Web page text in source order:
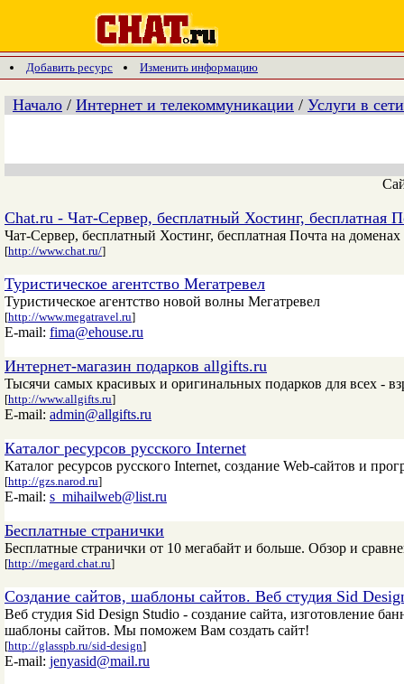
Добавить ресурс Изменить информацию
Начало / Интернет и телекоммуникации / Услуги в сети
Chat.ru - Чат-Сервер, бесплатный Хостинг, бесплатная
Чат-Сервер, бесплатный Хостинг, бесплатная Почта на
[http://www.chat.ru/]
Туристическое агентство Мегатревел
Туристическое агентство новой волны Мегатревел
[http://www.megatravel.ru]
E-mail: fima@ehouse.ru
Интернет-магазин подарков allgifts.ru
Тысячи самых красивых и оригинальных подарков для всех -
[http://www.allgifts.ru]
E-mail: admin@allgifts.ru
Каталог ресурсов русского Internet
Каталог ресурсов русского Internet, создание Web-сайтов и
[http://gzs.narod.ru]
E-mail: s_mihailweb@list.ru
Бесплатные странички
Бесплатные странички от 10 мегабайт и больше. Обзор и
[http://megard.chat.ru]
Создание сайтов, шаблоны сайтов. Веб студия Sid
Веб студия Sid Design Studio - создание сайта, изготовление
шаблоны сайтов. Мы поможем Вам создать сайт!
[http://glasspb.ru/sid-design]
E-mail: jenyasid@mail.ru